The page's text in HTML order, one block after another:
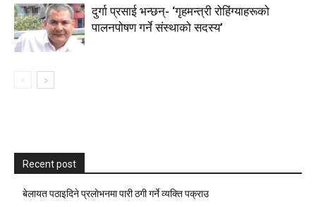
दुर्गा प्रसाई भन्छन्- ‘गृहमन्त्री रोहिंग्याहरूको
पालनपोषण गर्ने संस्थाको सदस्य’
Recent post
बेलायत पठाइदिने प्रलाेभनमा पारी ठगी गर्ने व्यक्ति पक्राउ